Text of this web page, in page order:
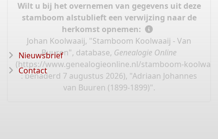
Wilt u bij het overnemen van gegevens uit deze
stamboom alstublieft een verwijzing naar de
herkomst opnemen:
Johan Koolwaaij, "Stamboom Koolwaaij - Van
Buuren", database, Genealogie Online
(https://www.genealogieonline.nl/stamboom-
: benaderd 7 augustus 2026), "Adriaan Johannes
van Buuren (1899-1899)".
Nieuwsbrief
Contact